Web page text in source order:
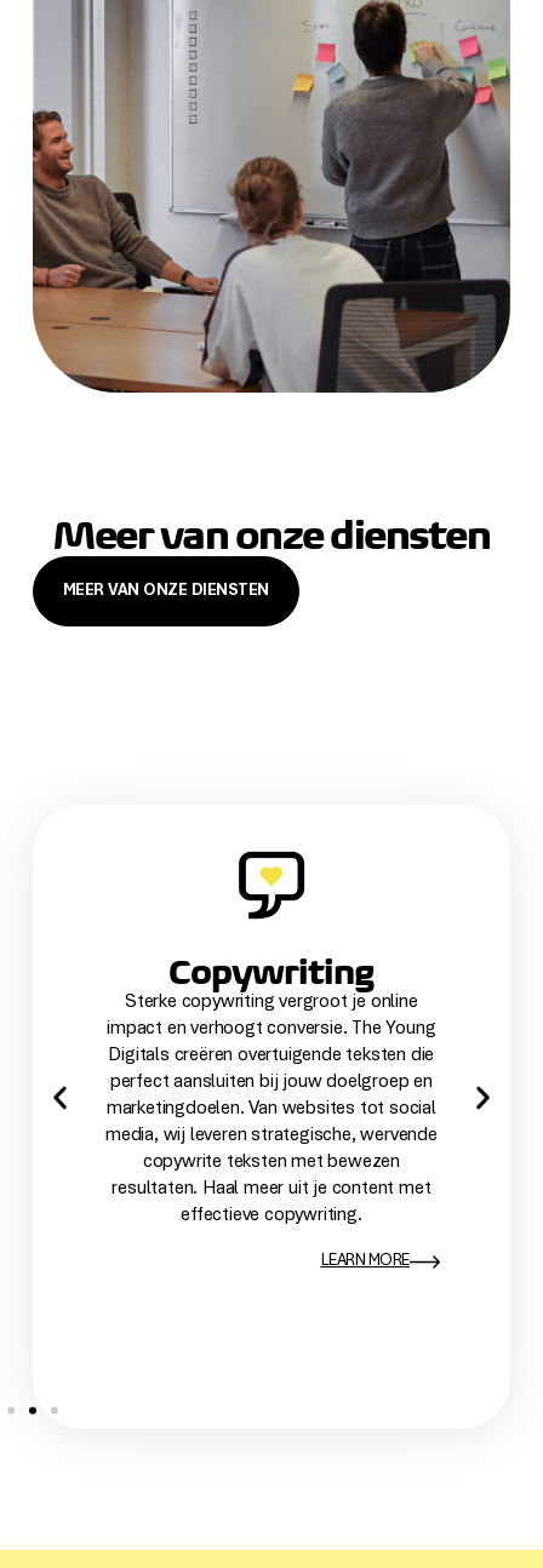
Meer van onze diensten
MEER VAN ONZE DIENSTEN
Copywriting
Sterke copywriting vergroot je online
impact en verhoogt conversie. The Young
Digitals creëren overtuigende teksten die
perfect aansluiten bij jouw doelgroep en
marketingdoelen. Van websites tot social
media, wij leveren strategische, wervende
copywrite teksten met bewezen
resultaten. Haal meer uit je content met
effectieve copywriting.
LEARN MORE